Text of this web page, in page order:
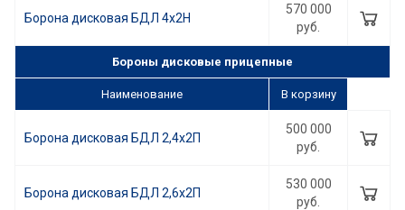
Борона дисковая БДЛ 4x2Н
570 000
руб.
Бороны дисковые прицепные
Наименование В корзину
Борона дисковая БДЛ 2,4х2П
500 000
руб.
Борона дисковая БДЛ 2,6х2П
530 000
руб.